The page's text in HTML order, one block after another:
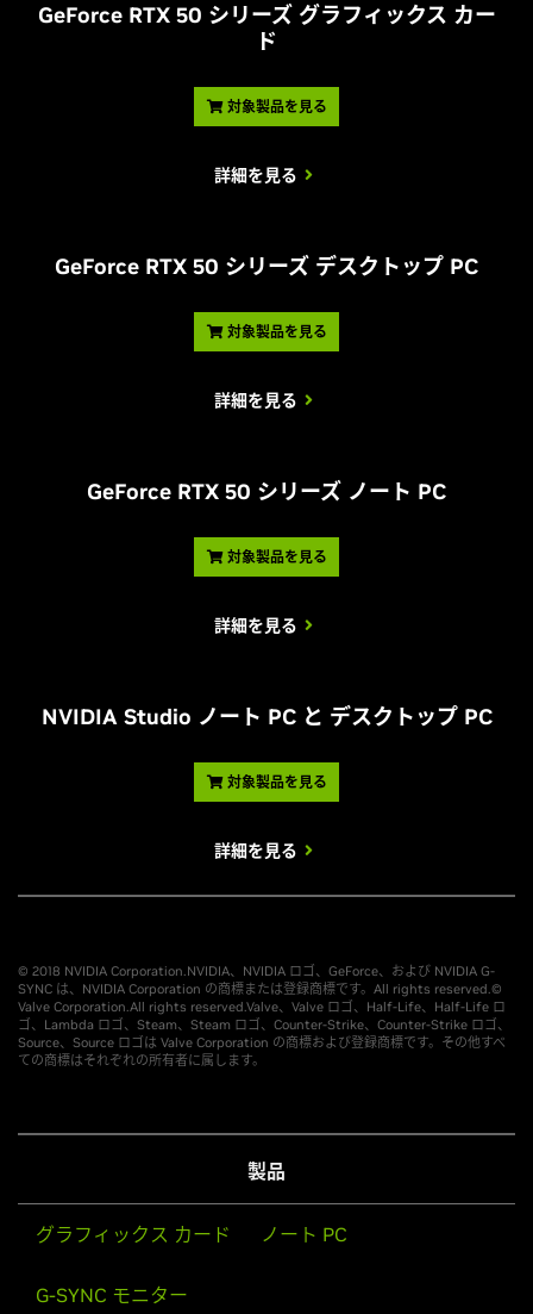
GeForce RTX 50 シリーズ グラフィックス カー
ド
対象製品を見る
詳細を見る
GeForce RTX 50 シリーズ デスクトップ PC
対象製品を見る
詳細を見る
GeForce RTX 50 シリーズ ノート PC
対象製品を見る
詳細を見る
NVIDIA Studio ノート PC と デスクトップ PC
対象製品を見る
詳細を見る
© 2018 NVIDIA Corporation.NVIDIA、NVIDIA ロゴ、GeForce、および NVIDIA G-
SYNC は、NVIDIA Corporation の商標または登録商標です。All rights reserved.©
Valve Corporation.All rights reserved.Valve、Valve ロゴ、Half-Life、Half-Life ロ
ゴ、Lambda ロゴ、Steam、Steam ロゴ、Counter-Strike、Counter-Strike ロゴ、
Source、Source ロゴは Valve Corporation の商標および登録商標です。その他すべ
ての商標はそれぞれの所有者に属します。
製品
グラフィックス カード ノート PC
G-SYNC モニター